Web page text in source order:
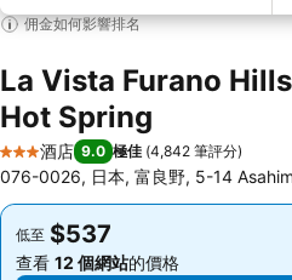
佣金如何影響排名
La Vista Furano
Hot Spring
3 星級
酒店 9.0 極佳 (4,842 筆評分)
076-0026, 日本, 富良野, 5-14
低至 $537
查看 12 個網站的價格
低至 $537
查看 12 個網站的價格